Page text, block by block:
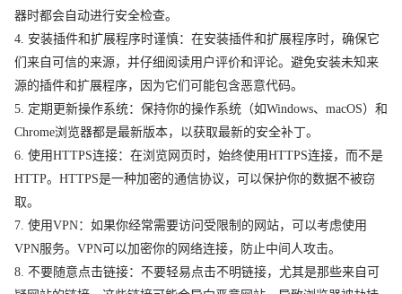
器时都会自动进行安全检查。
4. 安装插件和扩展程序时谨慎：在安装插件和扩展程序时，确保它
们来自可信的来源，并仔细阅读用户评价和评论。避免安装未知来
源的插件和扩展程序，因为它们可能包含恶意代码。
5. 定期更新操作系统：保持你的操作系统（如Windows、macOS）和
Chrome浏览器都是最新版本，以获取最新的安全补丁。
6. 使用HTTPS连接：在浏览网页时，始终使用HTTPS连接，而不是
HTTP。HTTPS是一种加密的通信协议，可以保护你的数据不被窃
取。
7. 使用VPN：如果你经常需要访问受限制的网站，可以考虑使用
VPN服务。VPN可以加密你的网络连接，防止中间人攻击。
8. 不要随意点击链接：不要轻易点击不明链接，尤其是那些来自可